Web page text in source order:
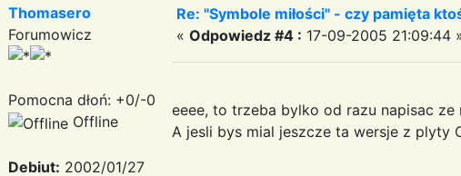
Thomasero
Forumowicz
Pomocna dłoń: +0/-0
Offline
Debiut: 2002/01/27
Re: "Symbole miłości" - czy pamięta
« Odpowiedz #4 : 17-09-2005 21:09:44
eeee, to trzeba bylko od razu napisac
A jesli bys mial jeszcze ta wersje z plyty